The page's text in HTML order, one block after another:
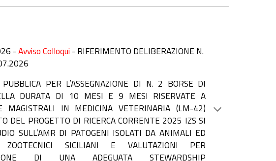
-Avviso Colloqui - RIFERIMENTO DELIBERAZIONE N.
PUBBLICA PER L’ASSEGNAZIONE DI N. 2 BORSE DI
DURATA DI 10 MESI E 9 MESI RISERVATE A
MAGISTRALI IN MEDICINA VETERINARIA (LM-42)
DEL PROGETTO DI RICERCA CORRENTE 2025 IZS SI
SULL’AMR DI PATOGENI ISOLATI DA ANIMALI ED
ZOOTECNICI SICILIANI E VALUTAZIONI PER
DI UNA ADEGUATA STEWARDSHIP